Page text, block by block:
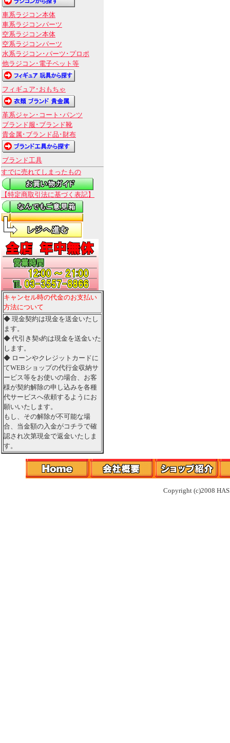
車系ラジコン本体
車系ラジコンパーツ
空系ラジコン本体
空系ラジコンパーツ
水系ラジコン･パーツ･プロポ
他ラジコン･電子ペット等
フィギュア･おもちゃ
革系ジャン･コート･パンツ
ブランド服･ブランド靴
貴金属･ブランド品･財布
ブランド工具
すでに売れてしまったもの
【特定商取引法に基づく表記】
キャンセル時の代金のお支払い
方法について
◆ 現金契約は現金を送金いたし
ます。
◆ 代引き契s約は現金を送金いた
します。
◆ ローンやクレジットカードに
てWEBショップの代行金収納サ
ービス等をお使いの場合、お客
様が契約解除の申し込みを各種
代サービスへ依頼するようにお
願いいたします。
もし、その解除が不可能な場
合、当金額の入金がコチラで確
認され次第現金で返金いたしま
す。
Copyright (c)2008